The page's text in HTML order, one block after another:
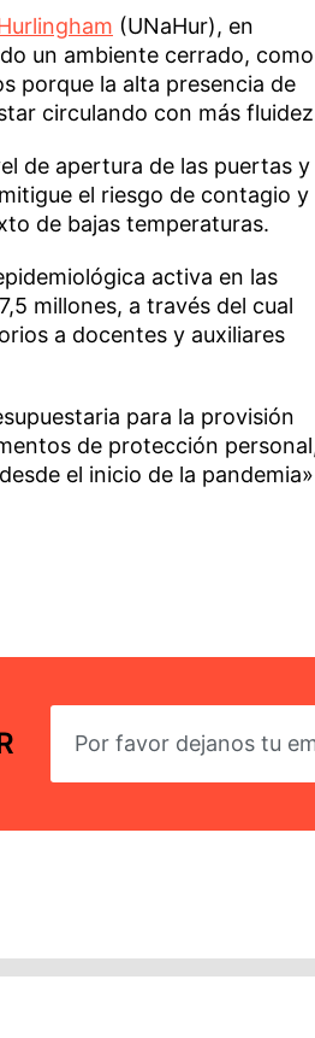
(UNaHur), en
un ambiente cerrado, como
porque la alta presencia de
circulando con más
de apertura de las puertas y
el riesgo de contagio y
de bajas temperaturas.
activa en las
millones, a través del cual
a docentes y auxiliares
para la provisión
de protección
el inicio de la